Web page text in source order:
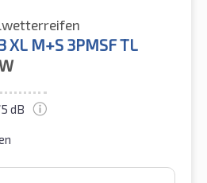
XL M+S 3PMSF TL
dB